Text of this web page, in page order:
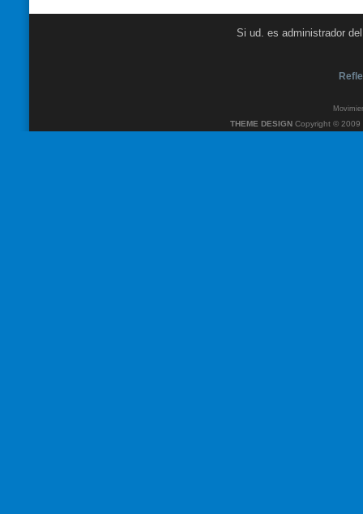
Si ud. es administrador
THEME DESIGNCopyright © 2009